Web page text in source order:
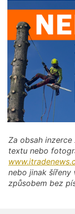
Za obsah
textu nebo
nebo jinak
způsobem bez